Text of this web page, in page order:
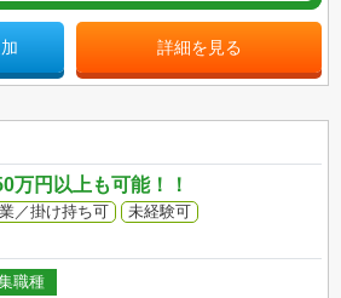
詳細を見る
万円以上も可能！！
／掛け持ち可
未経験可
職種